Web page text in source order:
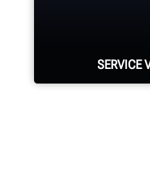
anderer
SERVICE